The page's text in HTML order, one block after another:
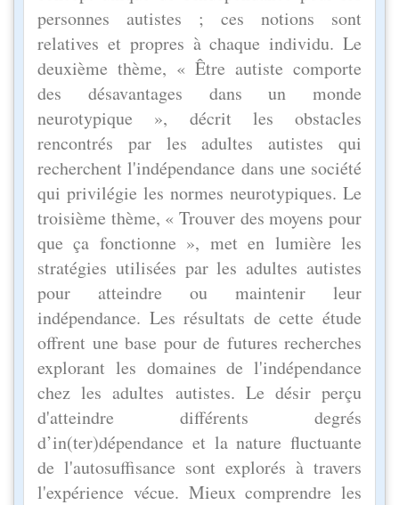
personnes autistes ; ces notions sont
relatives et propres à chaque individu. Le
deuxième thème, « Être autiste comporte
des désavantages dans un monde
neurotypique », décrit les obstacles
rencontrés par les adultes autistes qui
recherchent l'indépendance dans une société
qui privilégie les normes neurotypiques. Le
troisième thème, « Trouver des moyens pour
que ça fonctionne », met en lumière les
stratégies utilisées par les adultes autistes
pour atteindre ou maintenir leur
indépendance. Les résultats de cette étude
offrent une base pour de futures recherches
explorant les domaines de l'indépendance
chez les adultes autistes. Le désir perçu
d'atteindre différents degrés
d’in(ter)dépendance et la nature fluctuante
de l'autosuffisance sont explorés à travers
l'expérience vécue. Mieux comprendre les